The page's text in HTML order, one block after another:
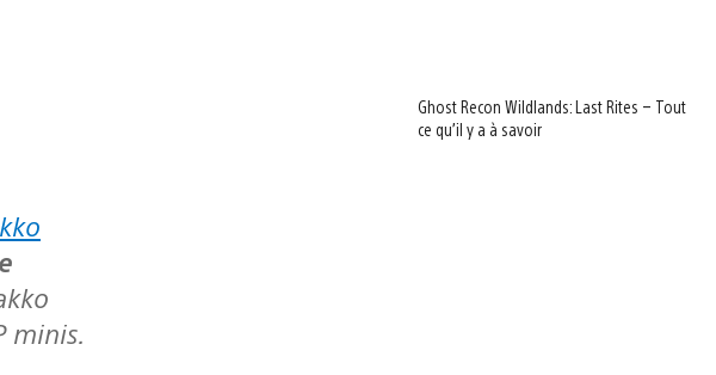
minis.
Ghost Recon Wildlands: Last Rites – Tout
ce qu’il y a à savoir